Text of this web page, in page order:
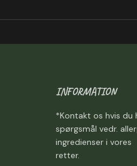
INFORMATION
*Kontakt os hvis du
spørgsmål vedr.
ingredienser i vores
retter.